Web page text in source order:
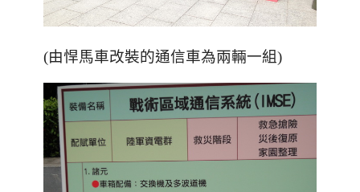
(由悍馬車改裝的通信車為兩輛一組)